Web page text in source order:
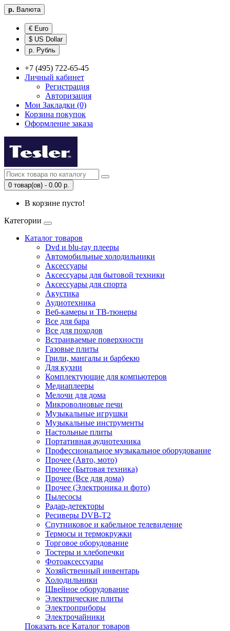
р. Валюта
€ Euro
$ US Dollar
р. Рубль
+7 (495) 722-65-45
Личный кабинет
Регистрация
Авторизация
Мои Закладки (0)
Корзина покупок
Оформление заказа
0 товар(ов) - 0.00 р.
В корзине пусто!
Категории
Каталог товаров
Dvd и blu-ray плееры
Автомобильные холодильники
Аксессуары
Аксессуары для бытовой техники
Аксессуары для спорта
Акустика
Аудиотехника
Веб-камеры и ТВ-тюнеры
Все для бара
Все для походов
Встраиваемые поверхности
Газовые плиты
Грили, мангалы и барбекю
Для кухни
Комплектующие для компьютеров
Медиаплееры
Мелочи для дома
Микроволновые печи
Музыкальные игрушки
Музыкальные инструменты
Настольные плиты
Портативная аудиотехника
Профессиональное музыкальное оборудование
Прочее (Авто, мото)
Прочее (Бытовая техника)
Прочее (Все для дома)
Прочее (Электроника и фото)
Пылесосы
Радар-детекторы
Ресиверы DVB-T2
Спутниковое и кабельное телевидение
Термосы и термокружки
Торговое оборудование
Тостеры и хлебопечки
Фотоаксессуары
Хозяйственный инвентарь
Холодильники
Швейное оборудование
Электрические плиты
Электроприборы
Электрочайники
Показать все Каталог товаров